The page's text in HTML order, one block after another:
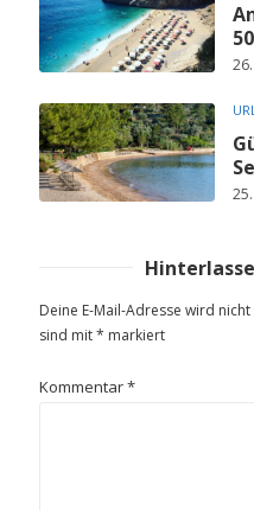
Deine E-Mail-Adresse wird
sind mit* markiert
Kommentar*